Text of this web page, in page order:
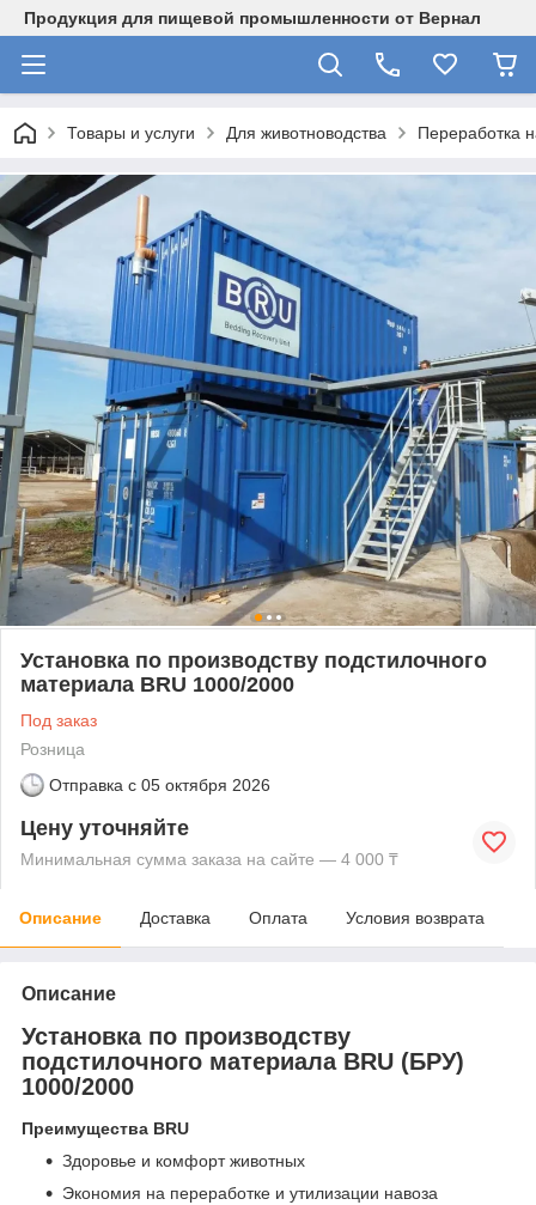
Продукция для пищевой промышленности от Вернал
Товары и услуги Для животноводства Переработка
Установка по производству подстилочного
материала BRU 1000/2000
Под заказ
Розница
Отправка с 05 октября 2026
Цену уточняйте
Минимальная сумма заказа на сайте — 4 000 ₸
Описание Доставка Оплата Условия возврата
Описание
Установка по производству
подстилочного материала BRU (БРУ)
1000/2000
Преимущества BRU
Здоровье и комфорт животных
Экономия на переработке и утилизации навоза